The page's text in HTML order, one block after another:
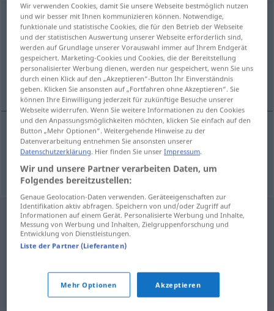
Vulkanfiberf
Übersicht aller Übersetzungen
(Für mehr Details die Übersetzung anklicken/antippen)
vulcanized -s- fiber (fibre
vulcanized(a.-s- BR )fiber US (fibre BR
Vulkanfiber GUMMI
Wir verwenden Cookies, damit Sie unsere Webseite bestmöglich nutzen
und wir besser mit Ihnen kommunizieren können. Notwendige,
funktionale und statistische Cookies, die für den Betrieb der Webseite
und der statistischen Auswertung unserer Webseite erforderlich sind,
werden auf Grundlage unserer Vorauswahl immer auf Ihrem Endgerät
gespeichert. Marketing-Cookies und Cookies, die der Bereitstellung
personalisierter Werbung dienen, werden nur gespeichert, wenn Sie uns
durch einen Klick auf den „Akzeptieren“-Button Ihr Einverständnis
geben. Klicken Sie ansonsten auf „Fortfahren ohne Akzeptieren“. Sie
können Ihre Einwilligung jederzeit für zukünftige Besuche unserer
Webseite widerrufen. Wenn Sie weitere Informationen zu den Cookies
und den Anpassungsmöglichkeiten möchten, klicken Sie einfach auf den
Button „Mehr Optionen“. Weitergehende Hinweise zu der
Datenverarbeitung entnehmen Sie ansonsten unserer
Datenschutzerklärung. Hier finden Sie unserImpressum.
Wir und unsere Partner verarbeiten Daten, um
Folgendes bereitzustellen:
Genaue Geolocation-Daten verwenden. Geräteeigenschaften zur
Identifikation aktiv abfragen. Speichern von und/oder Zugriff auf
Informationen auf einem Gerät. Personalisierte Werbung und Inhalte,
Messung von Werbung und Inhalten, Zielgruppenforschung und
Entwicklung von Dienstleistungen.
Liste der Partner (Lieferanten)
Mehr Optionen Akzeptieren